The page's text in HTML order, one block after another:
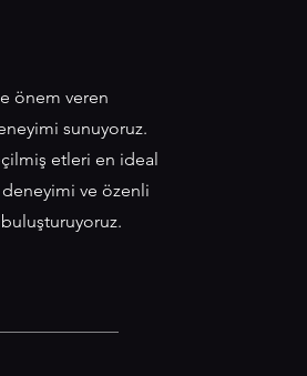
önem veren
sunuyoruz.
etleri en ideal
ve özenli
buluşturuyoruz.